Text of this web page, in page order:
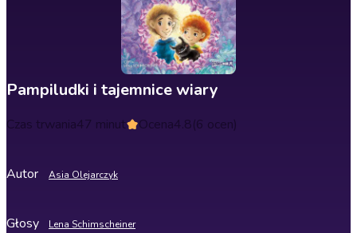
Pampiludki i tajemnice wiary
Czas trwania47 minut Ocena4.8(6 ocen)
Autor Asia Olejarczyk
Głosy Lena Schimscheiner